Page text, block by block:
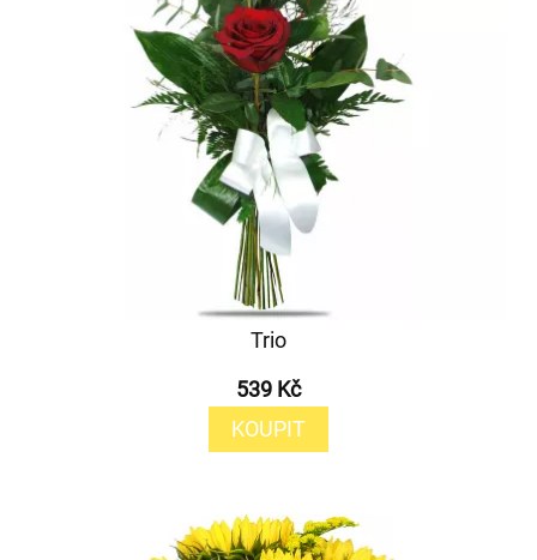
Trio
539 Kč
KOUPIT